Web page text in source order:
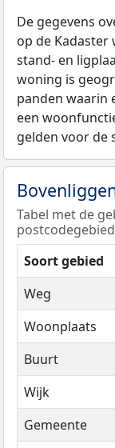
De gegevens
op de
stand- en
woning is
panden waarin
een
gelden voor de
Tabel met de
Soort gebied
Weg
Woonplaats
Buurt
Wijk
Gemeente